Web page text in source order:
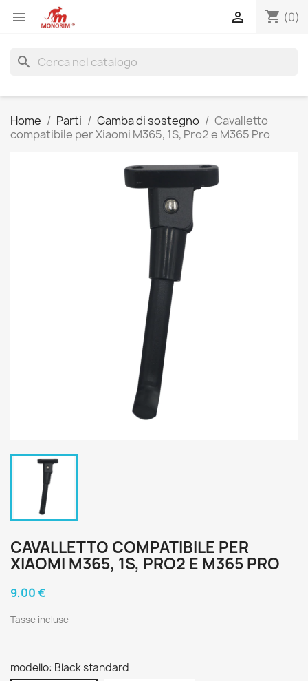
 shopping_cart (0)

search
Home Parti Gamba di sostegno
Cavalletto
compatibile per Xiaomi M365, 1S, Pro2 e M365 Pro
CAVALLETTO COMPATIBILE PER
XIAOMI M365, 1S, PRO2 E M365 PRO
9,00 €
Tasse incluse
modello: Black standard